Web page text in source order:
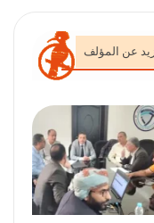
عن المؤلف